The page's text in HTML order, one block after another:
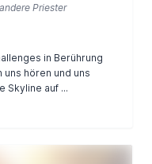
Priester
in Berührung
Skyline auf ...